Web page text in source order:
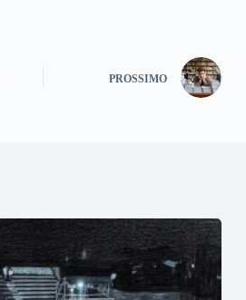
PROSSIMO